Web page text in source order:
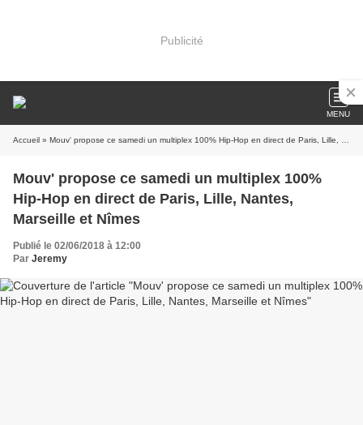
Publicité
MENU
Accueil » Mouv' propose ce samedi un multiplex 100% Hip-Hop en direct de Paris, Lille, Nantes, Marseille et Nîmes
Mouv' propose ce samedi un multiplex 100%
Hip-Hop en direct de Paris, Lille, Nantes,
Marseille et Nîmes
Publié le 02/06/2018 à 12:00
Par Jeremy